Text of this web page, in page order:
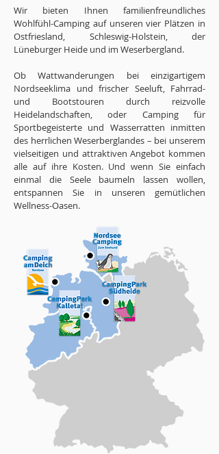
Wir bieten Ihnen familienfreundliches
Wohlfühl-Camping auf unseren vier Plätzen in
Ostfriesland, Schleswig-Holstein, der
Lüneburger Heide und im Weserbergland.
Ob Wattwanderungen bei einzigartigem
Nordseeklima und frischer Seeluft, Fahrrad-
und Bootstouren durch reizvolle
Heidelandschaften, oder Camping für
Sportbegeisterte und Wasserratten inmitten
des herrlichen Weserberglandes – bei unserem
vielseitigen und attraktiven Angebot kommen
alle auf ihre Kosten. Und wenn Sie einfach
einmal die Seele baumeln lassen wollen,
entspannen Sie in unseren gemütlichen
Wellness-Oasen.